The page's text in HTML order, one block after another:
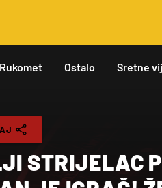
Rukomet Ostalo Sretne
STRIJELAC